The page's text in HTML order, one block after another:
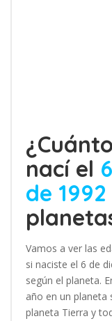
nací el
de 1992
Vamos a ver las
si naciste el 6 de
según el planeta.
año en un planeta
planeta Tierra y